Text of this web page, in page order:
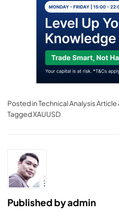
Posted inTechnical Analysis Article
TaggedXAUUSD
Published byadmin